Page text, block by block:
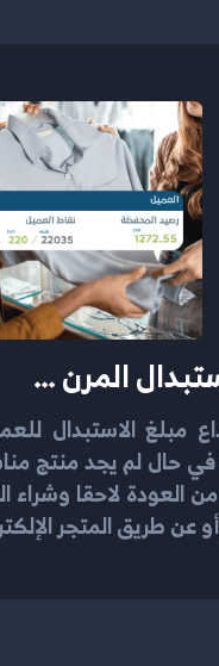
المرن …
مبلغ الاستبدال
في حال لم يجد منتج
العودة لاحقا وشراء
عن طريق المتجر